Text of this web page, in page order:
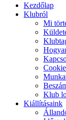
Kezdőlap
Klubról
Mi
Klub
Kiállításaink